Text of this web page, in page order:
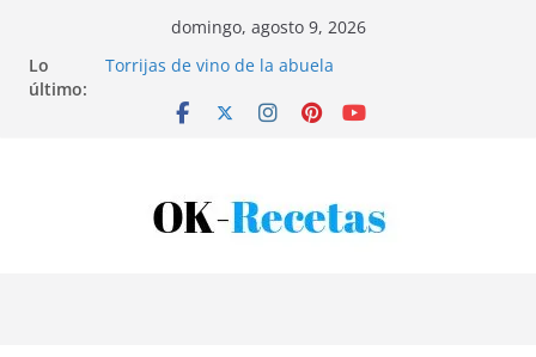
contenido
domingo, agosto 9, 2026
Lo
último:
Torrijas de vino de la abuela
Bandeja de pescaíto frito